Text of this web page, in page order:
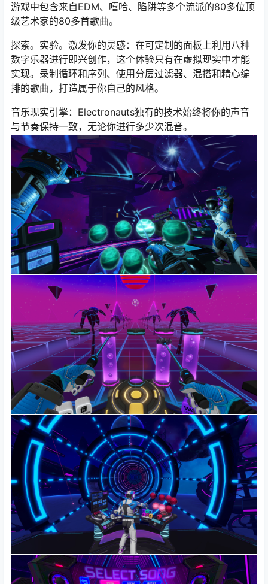
游戏中包含来自EDM、嘻哈、陷阱等多个流派的80多位顶
级艺术家的80多首歌曲。
探索。实验。激发你的灵感：在可定制的面板上利用八种
数字乐器进行即兴创作，这个体验只有在虚拟现实中才能
实现。录制循环和序列、使用分层过滤器、混搭和精心编
排的歌曲，打造属于你自己的风格。
音乐现实引擎：Electronauts独有的技术始终将你的声音
与节奏保持一致，无论你进行多少次混音。